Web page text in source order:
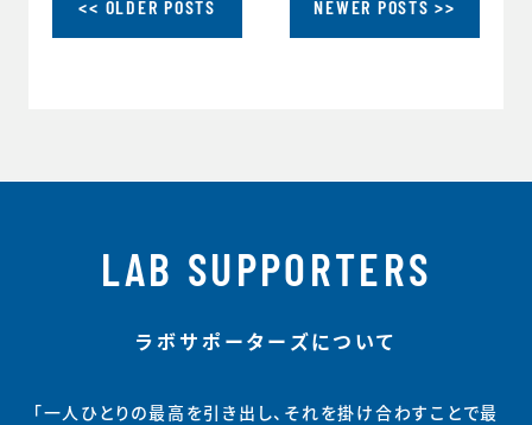
NEWER POSTS >>
<< OLDER POSTS
LAB SUPPORTERS
ラボサポーターズについて
「一人ひとりの最高を引き出し、それを掛け合わすことで最